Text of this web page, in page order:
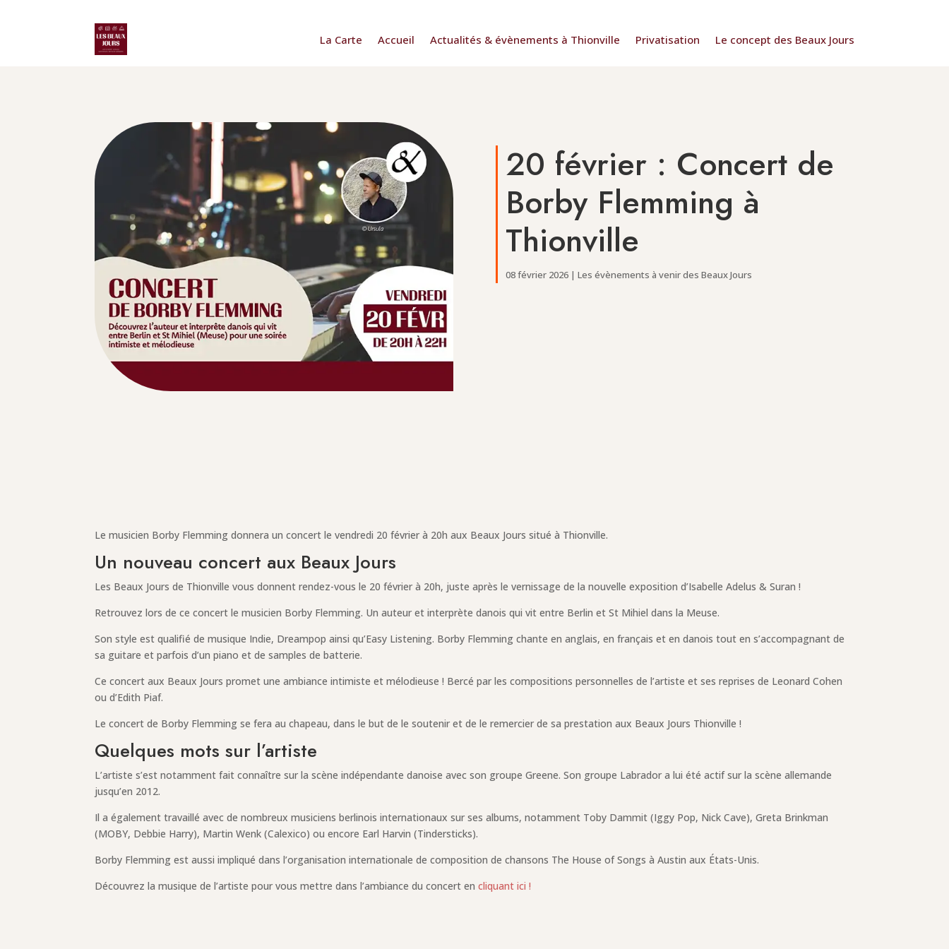
La Carte Accueil Actualités & évènements à Thionville Privatisation Le concept des Beaux Jours
20 février : Concert de
Borby Flemming à
Thionville
08 février 2026| Les évènements à venir des Beaux Jours
Le musicien Borby Flemming donnera un concert le vendredi 20 février à 20h aux Beaux Jours situé à Thionville.
Un nouveau concert aux Beaux Jours
Les Beaux Jours de Thionville vous donnent rendez-vous le 20 février à 20h, juste après le vernissage de la nouvelle exposition d’Isabelle Adelus & Suran !
Retrouvez lors de ce concert le musicien Borby Flemming. Un auteur et interprète danois qui vit entre Berlin et St Mihiel dans la Meuse.
Son style est qualifié de musique Indie, Dreampop ainsi qu’Easy Listening. Borby Flemming chante en anglais, en français et en danois tout en s’accompagnant de
sa guitare et parfois d’un piano et de samples de batterie.
Ce concert aux Beaux Jours promet une ambiance intimiste et mélodieuse ! Bercé par les compositions personnelles de l’artiste et ses reprises de Leonard Cohen
ou d’Edith Piaf.
Le concert de Borby Flemming se fera au chapeau, dans le but de le soutenir et de le remercier de sa prestation aux Beaux Jours Thionville !
Quelques mots sur l’artiste
L’artiste s’est notamment fait connaître sur la scène indépendante danoise avec son groupe Greene. Son groupe Labrador a lui été actif sur la scène allemande
jusqu’en 2012.
Il a également travaillé avec de nombreux musiciens berlinois internationaux sur ses albums, notamment Toby Dammit (Iggy Pop, Nick Cave), Greta Brinkman
(MOBY, Debbie Harry), Martin Wenk (Calexico) ou encore Earl Harvin (Tindersticks).
Borby Flemming est aussi impliqué dans l’organisation internationale de composition de chansons The House of Songs à Austin aux États-Unis.
Découvrez la musique de l’artiste pour vous mettre dans l’ambiance du concert encliquant ici !